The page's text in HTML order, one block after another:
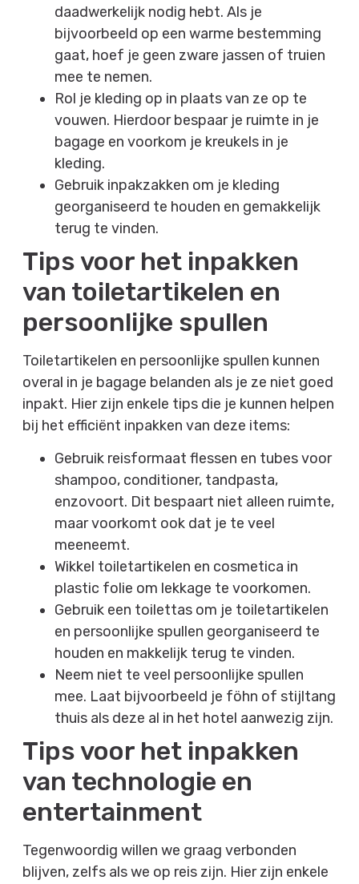
daadwerkelijk nodig hebt. Als je
bijvoorbeeld op een warme bestemming
gaat, hoef je geen zware jassen of truien
mee te nemen.
Rol je kleding op in plaats van ze op te
vouwen. Hierdoor bespaar je ruimte in je
bagage en voorkom je kreukels in je
kleding.
Gebruik inpakzakken om je kleding
georganiseerd te houden en gemakkelijk
terug te vinden.
Tips voor het inpakken
van toiletartikelen en
persoonlijke spullen
Toiletartikelen en persoonlijke spullen kunnen
overal in je bagage belanden als je ze niet goed
inpakt. Hier zijn enkele tips die je kunnen helpen
bij het efficiënt inpakken van deze items:
Gebruik reisformaat flessen en tubes voor
shampoo, conditioner, tandpasta,
enzovoort. Dit bespaart niet alleen ruimte,
maar voorkomt ook dat je te veel
meeneemt.
Wikkel toiletartikelen en cosmetica in
plastic folie om lekkage te voorkomen.
Gebruik een toilettas om je toiletartikelen
en persoonlijke spullen georganiseerd te
houden en makkelijk terug te vinden.
Neem niet te veel persoonlijke spullen
mee. Laat bijvoorbeeld je föhn of stijltang
thuis als deze al in het hotel aanwezig zijn.
Tips voor het inpakken
van technologie en
entertainment
Tegenwoordig willen we graag verbonden
blijven, zelfs als we op reis zijn. Hier zijn enkele